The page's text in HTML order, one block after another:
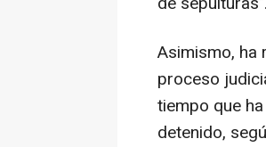
Asimismo, ha
proceso
tiempo que
detenido,